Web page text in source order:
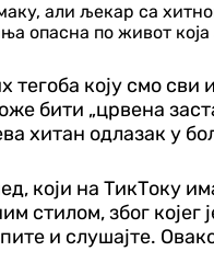
али љекар са
опасна по живот
тегоба коју смо
бити „црвена
хитан одлазак у
који на ТикТоку
стилом, због којег
и слушајте.